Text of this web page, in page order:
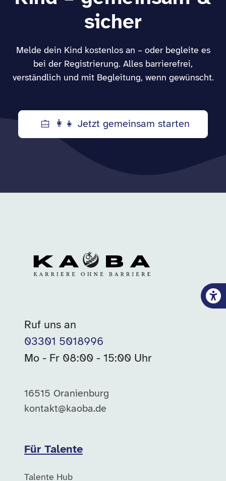
sicher
Melde dein Kind kostenlos an – oder begleite es
bei der Registrierung. Alles barrierefrei,
verständlich und mit Begleitung, wenn gewünscht.
👩‍👧 Jetzt gemeinsam starten
Ruf uns an
03301 5018996
Mo - Fr 08:00 - 15:00 Uhr
16515 Oranienburg
kontakt@kaoba.de
Für Talente
Talente Hub